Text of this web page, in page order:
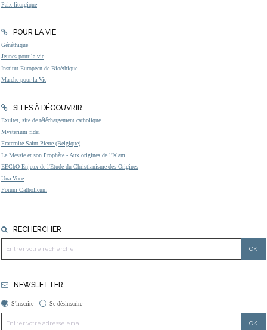
Paix liturgique
POUR LA VIE
Généthique
Jeunes pour la vie
Institut Européen de Bioéthique
Marche pour la Vie
SITES À DÉCOUVRIR
Exultet, site de téléchargement catholique
Mysterium fidei
Fraternité Saint-Pierre (Belgique)
Le Messie et son Prophète - Aux origines de l'Islam
EEChO Enjeux de l'Etude du Christianisme des Origines
Una Voce
Forum Catholicum
RECHERCHER
NEWSLETTER
S'inscrire Se désinscrire